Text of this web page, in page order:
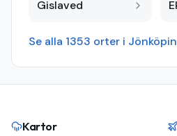
Gislaved
Se alla 1353 orter i
Kartor